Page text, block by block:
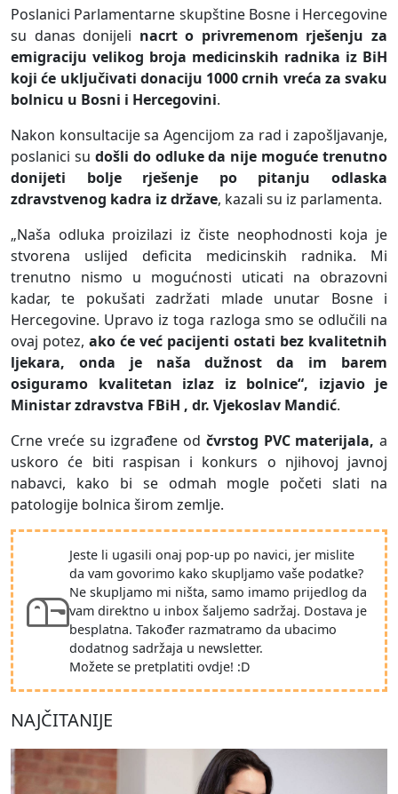
Poslanici Parlamentarne skupštine Bosne i Hercegovine
su danas donijeli nacrt o privremenom rješenju za
emigraciju velikog broja medicinskih radnika iz BiH
koji će uključivati donaciju 1000 crnih vreća za svaku
bolnicu u Bosni i Hercegovini.
Nakon konsultacije sa Agencijom za rad i zapošljavanje,
poslanici su došli do odluke da nije moguće trenutno
donijeti bolje rješenje po pitanju odlaska
zdravstvenog kadra iz države, kazali su iz parlamenta.
„Naša odluka proizilazi iz čiste neophodnosti koja je
stvorena uslijed deficita medicinskih radnika. Mi
trenutno nismo u mogućnosti uticati na obrazovni
kadar, te pokušati zadržati mlade unutar Bosne i
Hercegovine. Upravo iz toga razloga smo se odlučili na
ovaj potez, ako će već pacijenti ostati bez kvalitetnih
ljekara, onda je naša dužnost da im barem
osiguramo kvalitetan izlaz iz bolnice“, izjavio je
Ministar zdravstva FBiH , dr. Vjekoslav Mandić.
Crne vreće su izgrađene od čvrstog PVC materijala, a
uskoro će biti raspisan i konkurs o njihovoj javnoj
nabavci, kako bi se odmah mogle početi slati na
patologije bolnica širom zemlje.
Jeste li ugasili onaj pop-up po navici, jer mislite
da vam govorimo kako skupljamo vaše podatke?
Ne skupljamo mi ništa, samo imamo prijedlog da
vam direktno u inbox šaljemo sadržaj. Dostava je
besplatna. Također razmatramo da ubacimo
dodatnog sadržaja u newsletter.
Možete se pretplatiti ovdje! :D
NAJČITANIJE